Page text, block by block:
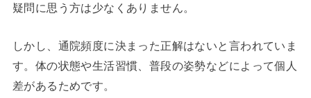
疑問に思う方は少なくありません。
しかし、通院頻度に決まった正解はないと言われていま
す。体の状態や生活習慣、普段の姿勢などによって個人
差があるためです。